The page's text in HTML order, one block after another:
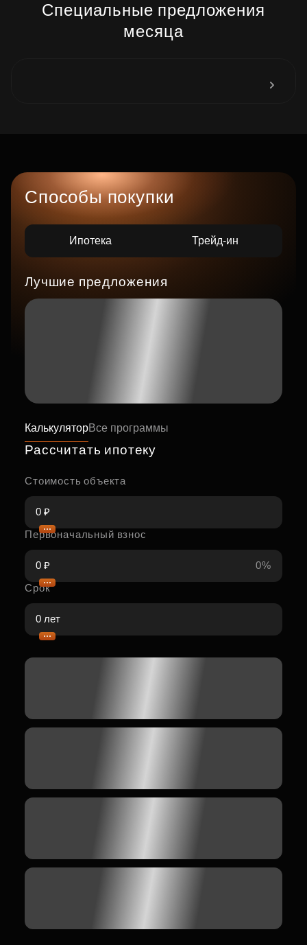
Специальные предложения
месяца
Способы покупки
Ипотека Трейд-ин
Лучшие предложения
КалькуляторВсе программы
Рассчитать ипотеку
Стоимость объекта
Первоначальный взнос
0%
Срок